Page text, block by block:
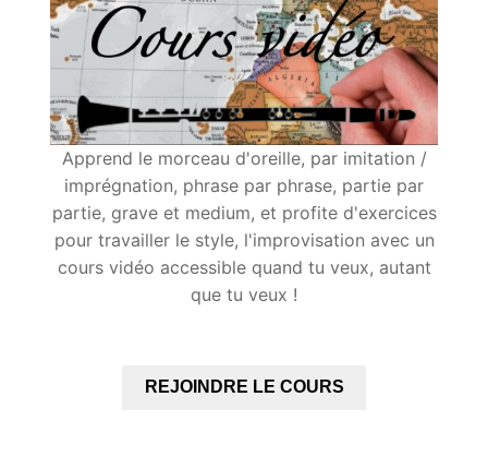
Apprend le morceau d'oreille, par imitation /
imprégnation, phrase par phrase, partie par
partie, grave et medium, et profite d'exercices
pour travailler le style, l'improvisation avec un
cours vidéo accessible quand tu veux, autant
que tu veux !
REJOINDRE LE COURS